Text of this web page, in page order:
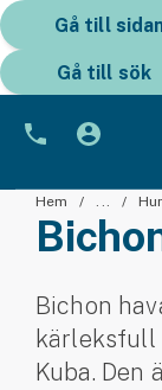
Gå till
Gå till sök
Bil
Bilförsäkring för
Fordon
Hem ...
Bichon
kärleksfull
Kuba. Den